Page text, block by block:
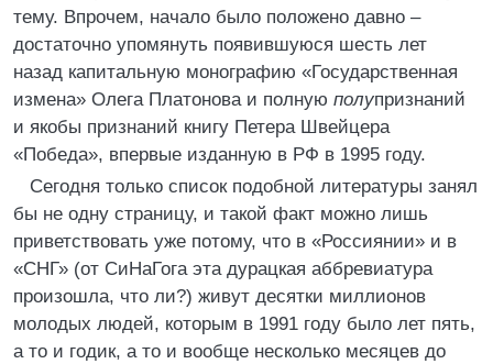
тему. Впрочем, начало было положено давно –
достаточно упомянуть появившуюся шесть лет
назад капитальную монографию «Государственная
измена» Олега Платонова и полную полупризнаний
и якобы признаний книгу Петера Швейцера
«Победа», впервые изданную в РФ в 1995 году.
Сегодня только список подобной литературы занял
бы не одну страницу, и такой факт можно лишь
приветствовать уже потому, что в «Россиянии» и в
«СНГ» (от СиНаГога эта дурацкая аббревиатура
произошла, что ли?) живут десятки миллионов
молодых людей, которым в 1991 году было лет пять,
а то и годик, а то и вообще несколько месяцев до